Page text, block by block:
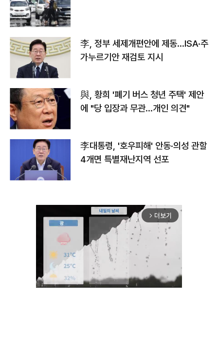
李, 정부 세제개편안에 제동…ISA·주
가누르기안 재검토 지시
與, 황희 '폐기 버스 청년 주택' 제안
에 "당 입장과 무관…개인 의견"
李대통령, '호우피해' 안동·의성 관할
4개면 특별재난지역 선포
arrow_forward_ios 더보기